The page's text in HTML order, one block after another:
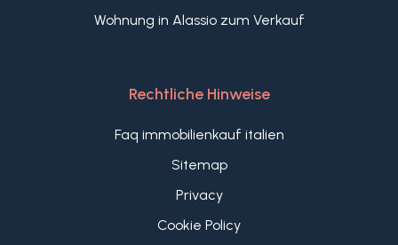
Wohnung in Alassio zum Verkauf
Rechtliche Hinweise
Faq immobilienkauf italien
Sitemap
Privacy
Cookie Policy